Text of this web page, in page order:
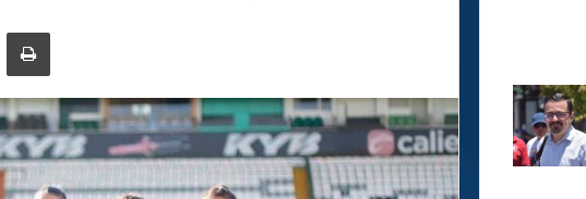
por correo electrónicoImprimir